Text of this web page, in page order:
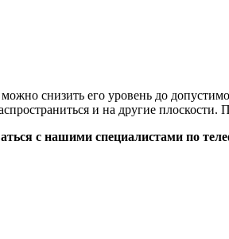
снизить его уровень до
и на другие
с нашими специалистами по